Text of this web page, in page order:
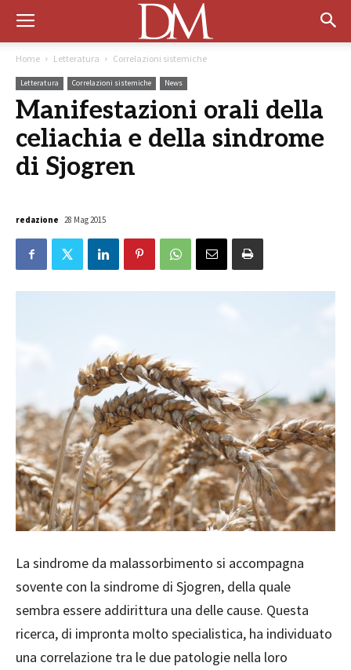
Home Letteratura Correlazioni sistemiche
Letteratura Correlazioni sistemiche News
Manifestazioni orali della
celiachia e della sindrome
di Sjogren
redazione 28 Mag 2015
La sindrome da malassorbimento si accompagna
sovente con la sindrome di Sjogren, della quale
sembra essere addirittura una delle cause. Questa
ricerca, di impronta molto specialistica, ha individuato
una correlazione tra le due patologie nella loro